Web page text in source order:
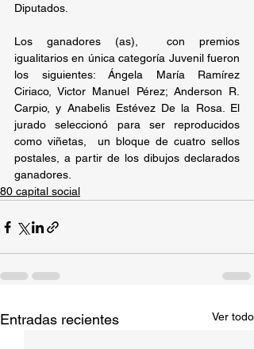
Diputados.
Los ganadores (as),  con premios
igualitarios en única categoría Juvenil fueron
los siguientes: Ángela María Ramírez
Ciriaco, Victor Manuel Pérez; Anderson R.
Carpio, y Anabelis Estévez De la Rosa. El
jurado seleccionó para ser reproducidos
como viñetas,  un bloque de cuatro sellos
postales, a partir de los dibujos declarados
ganadores.
80 capital social
Entradas recientes Ver todo